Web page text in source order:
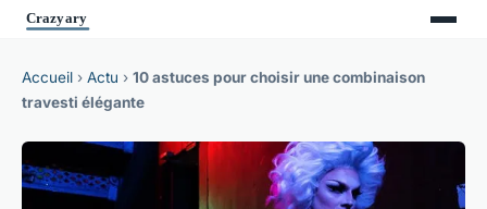
Accueil › Actu › 10 astuces pour choisir une combinaison
travesti élégante